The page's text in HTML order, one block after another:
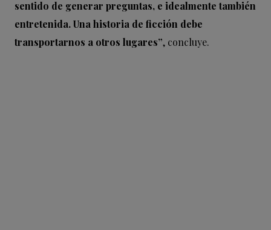
sentido de generar preguntas, e idealmente también
entretenida. Una historia de ficción debe
transportarnos a otros lugares”, concluye.